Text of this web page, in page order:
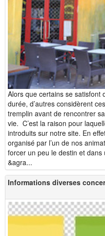
Alors que certains se satisfont
durée, d’autres considèrent
tremplin avant de rencontrer
vie. C’est la raison pour
introduits sur notre site. En
organisé par l’un de nos
forcer un peu le destin et dans
&agra...
Informations diverses